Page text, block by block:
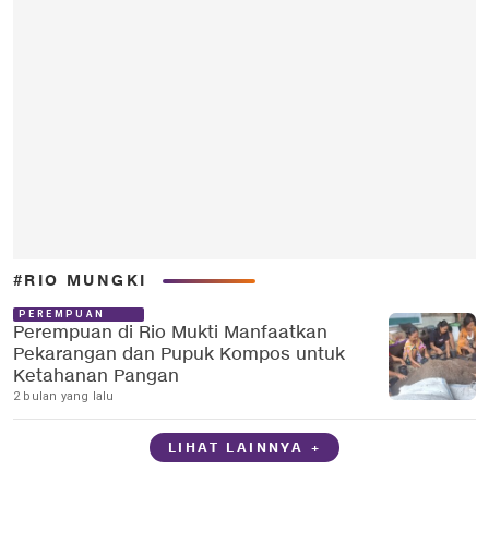
#RIO MUNGKI
PEREMPUAN
Perempuan di Rio Mukti Manfaatkan
Pekarangan dan Pupuk Kompos untuk
Ketahanan Pangan
2 bulan yang lalu
LIHAT LAINNYA +